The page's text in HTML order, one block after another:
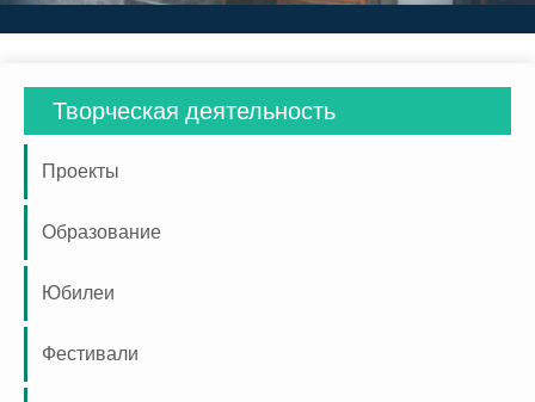
Творческая деятельность
Проекты
Образование
Юбилеи
Фестивали